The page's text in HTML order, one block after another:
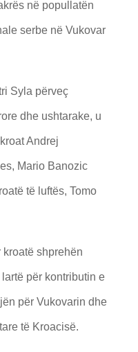
në popullatën
serbe në Vukovar
Syla përveç
dhe ushtarake, u
Andrej
Mario Banozic
të luftës, Tomo
kroatë shprehën
për kontributin e
për Vukovarin dhe
të Kroacisë.